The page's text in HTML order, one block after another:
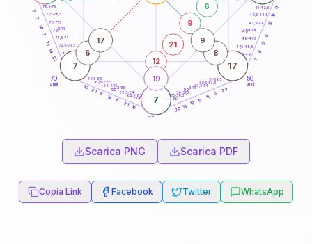
50
anni
60
70
anni
41-42,5
42,5-43,5
43,5-44
46-47,5
47,5-48,5
48,5-49
51-52,5
52,5-53,5
53,5-54
56-57,5
57,5-58,5
58,5-59
61-62,5
62,5-63,5
63,5-64
66-67,5
67,5-68,5
68,5-69
71-72,5
72,5-73,5
73,5-74
76-77,5
77,5-78,5
78,5-79 11
19
10
9
17
8
7
22
5
11
6
19
13
20
10
21
8
14
8
21
10
21
14
21
7
14
7
7
7
7 17
12
21
9
6
19
6
17
8
9
45anni
55anni
65anni
75anni
Scarica PNG Scarica PDF
Copia Link Facebook Twitter WhatsApp